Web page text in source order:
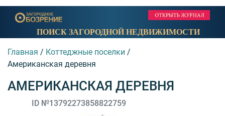
ПОИСК ЗАГОРОДНОЙ НЕДВИЖИМОСТИ
Главная / Коттеджные поселки /
Американская деревня
АМЕРИКАНСКАЯ ДЕРЕВНЯ
ID №13792273858822759